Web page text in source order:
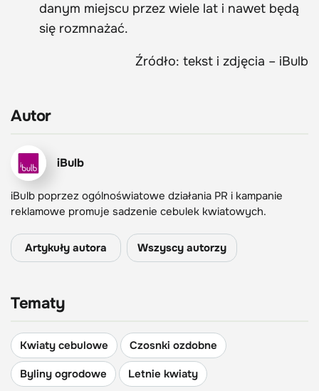
danym miejscu przez wiele lat i nawet będą
się rozmnażać.
Źródło: tekst i zdjęcia – iBulb
Autor
iBulb
iBulb poprzez ogólnoświatowe działania PR i kampanie
reklamowe promuje sadzenie cebulek kwiatowych.
Artykuły autora Wszyscy autorzy
Tematy
Kwiaty cebulowe
Czosnki ozdobne
Byliny ogrodowe
Letnie kwiaty